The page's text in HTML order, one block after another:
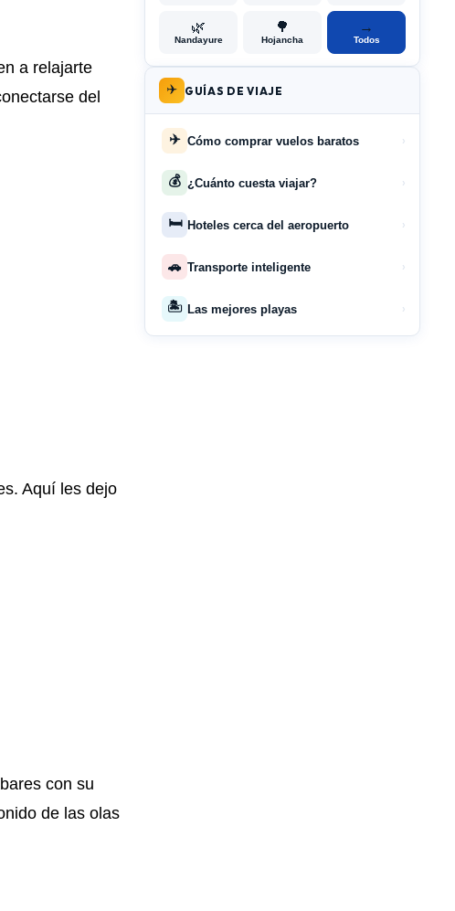
a relajarte
del
Aquí les dejo
con su
de las olas
🌿
Nandayure
🌳
Hojancha
→
Todos
✈️ GUÍAS DE VIAJE
✈️ Cómo comprar vuelos baratos ›
💰 ¿Cuánto cuesta viajar? ›
🛏️ Hoteles cerca del aeropuerto ›
🚗 Transporte inteligente ›
🏝️ Las mejores playas ›